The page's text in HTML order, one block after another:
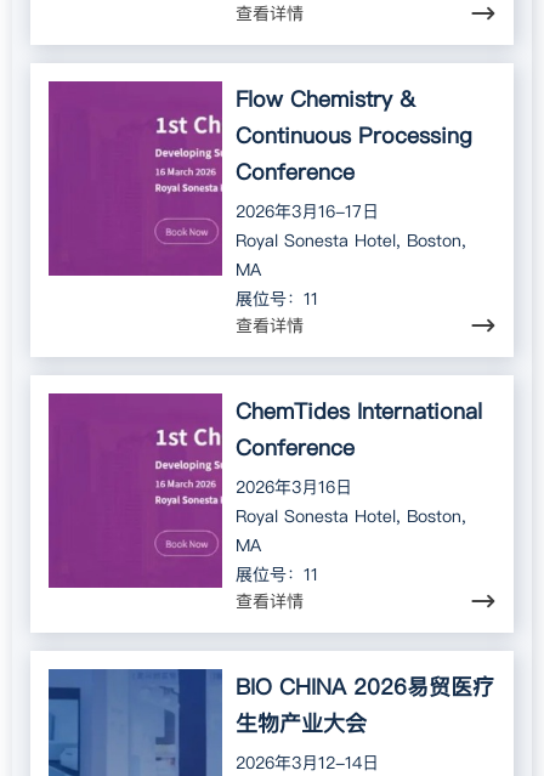
查看详情
Flow Chemistry &
Continuous Processing
Conference
2026年3月16-17日
Royal Sonesta Hotel, Boston,
MA
展位号：11
查看详情
ChemTides International
Conference
2026年3月16日
Royal Sonesta Hotel, Boston,
MA
展位号：11
查看详情
BIO CHINA 2026易贸医疗
生物产业大会
2026年3月12-14日